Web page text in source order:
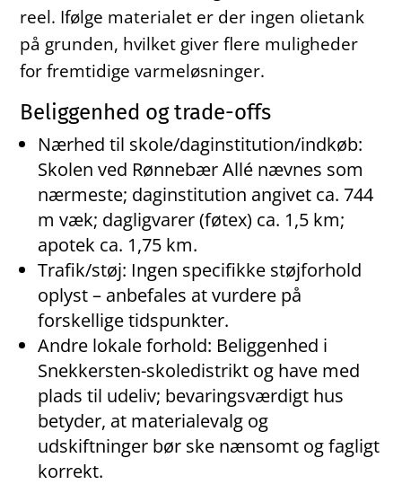
reel. Ifølge materialet er der ingen olietank
på grunden, hvilket giver flere muligheder
for fremtidige varmeløsninger.
Beliggenhed og trade-offs
Nærhed til skole/daginstitution/indkøb:
Skolen ved Rønnebær Allé nævnes som
nærmeste; daginstitution angivet ca. 744
m væk; dagligvarer (føtex) ca. 1,5 km;
apotek ca. 1,75 km.
Trafik/støj: Ingen specifikke støjforhold
oplyst – anbefales at vurdere på
forskellige tidspunkter.
Andre lokale forhold: Beliggenhed i
Snekkersten-skoledistrikt og have med
plads til udeliv; bevaringsværdigt hus
betyder, at materialevalg og
udskiftninger bør ske nænsomt og fagligt
korrekt.